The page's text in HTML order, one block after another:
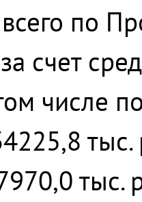
по
счет
числе
тыс.
тыс.